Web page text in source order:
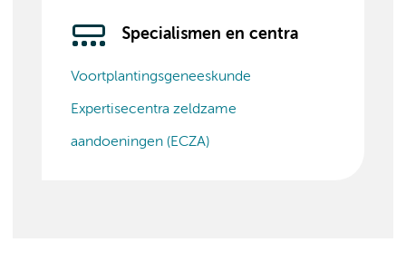
Specialismen en centra
Voortplantingsgeneeskunde
Expertisecentra zeldzame
aandoeningen (ECZA)